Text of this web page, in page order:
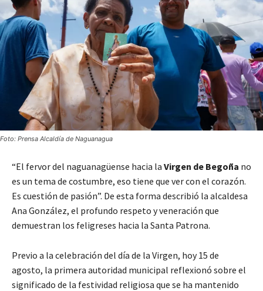
Foto: Prensa Alcaldía de Naguanagua
“El fervor del naguanagüense hacia la Virgen de Begoña no
es un tema de costumbre, eso tiene que ver con el corazón.
Es cuestión de pasión”. De esta forma describió la alcaldesa
Ana González, el profundo respeto y veneración que
demuestran los feligreses hacia la Santa Patrona.
Previo a la celebración del día de la Virgen, hoy 15 de
agosto, la primera autoridad municipal reflexionó sobre el
significado de la festividad religiosa que se ha mantenido